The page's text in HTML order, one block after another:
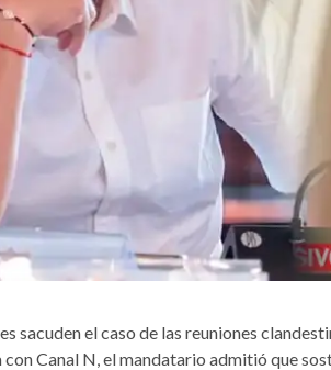
sacuden el caso de las reuniones
Canal N, el mandatario admitió que